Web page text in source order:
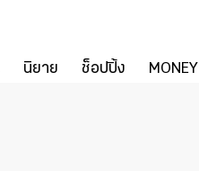
นิยาย ช็อปปิ้ง MONEY